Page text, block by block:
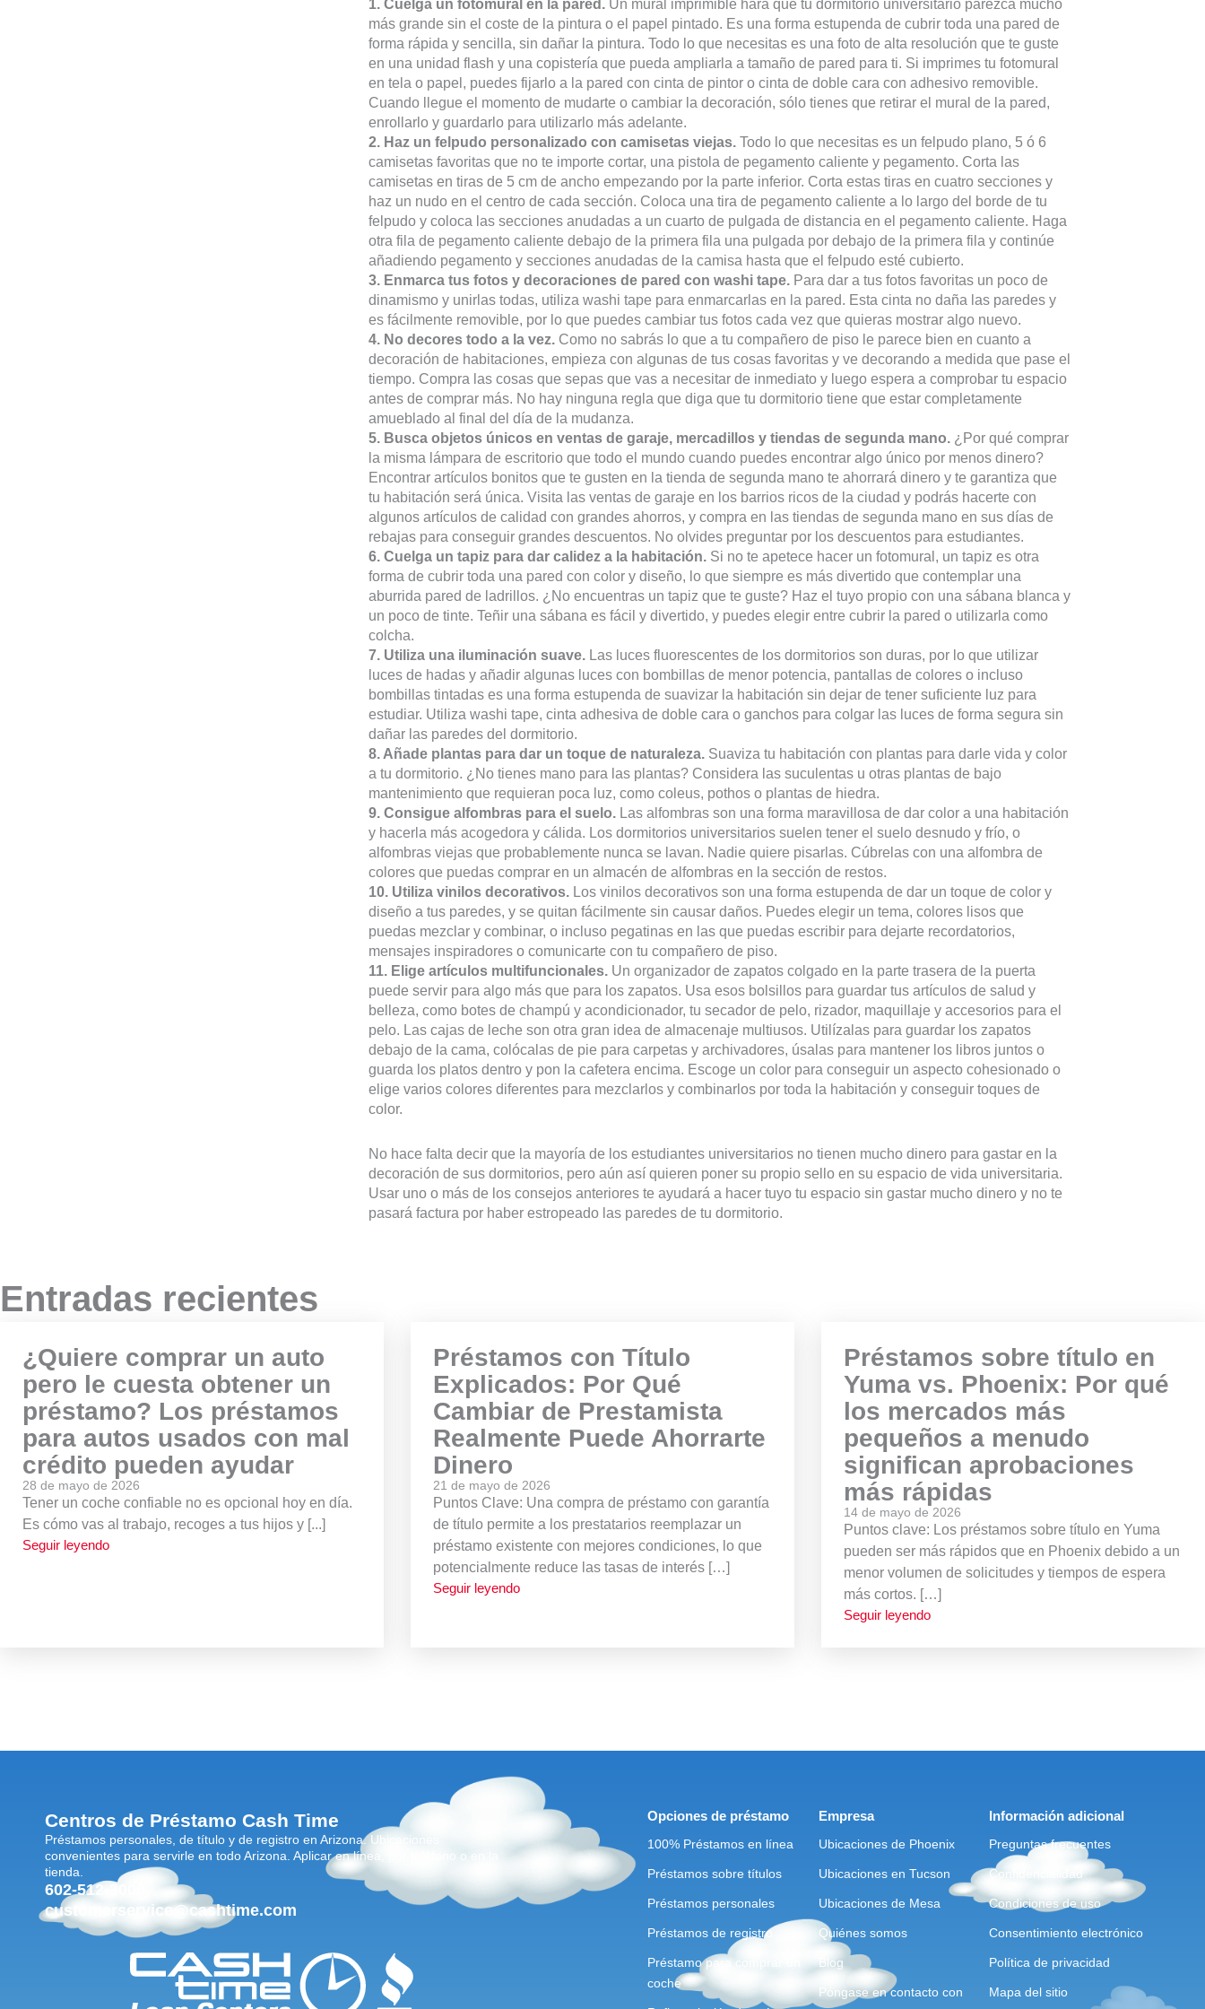
1. Cuelga un fotomural en la pared. Un mural imprimible hará que tu dormitorio universitario parezca mucho
más grande sin el coste de la pintura o el papel pintado. Es una forma estupenda de cubrir toda una pared de
forma rápida y sencilla, sin dañar la pintura. Todo lo que necesitas es una foto de alta resolución que te guste
en una unidad flash y una copistería que pueda ampliarla a tamaño de pared para ti. Si imprimes tu fotomural
en tela o papel, puedes fijarlo a la pared con cinta de pintor o cinta de doble cara con adhesivo removible.
Cuando llegue el momento de mudarte o cambiar la decoración, sólo tienes que retirar el mural de la pared,
enrollarlo y guardarlo para utilizarlo más adelante.
2. Haz un felpudo personalizado con camisetas viejas. Todo lo que necesitas es un felpudo plano, 5 ó 6
camisetas favoritas que no te importe cortar, una pistola de pegamento caliente y pegamento. Corta las
camisetas en tiras de 5 cm de ancho empezando por la parte inferior. Corta estas tiras en cuatro secciones y
haz un nudo en el centro de cada sección. Coloca una tira de pegamento caliente a lo largo del borde de tu
felpudo y coloca las secciones anudadas a un cuarto de pulgada de distancia en el pegamento caliente. Haga
otra fila de pegamento caliente debajo de la primera fila una pulgada por debajo de la primera fila y continúe
añadiendo pegamento y secciones anudadas de la camisa hasta que el felpudo esté cubierto.
3. Enmarca tus fotos y decoraciones de pared con washi tape. Para dar a tus fotos favoritas un poco de
dinamismo y unirlas todas, utiliza washi tape para enmarcarlas en la pared. Esta cinta no daña las paredes y
es fácilmente removible, por lo que puedes cambiar tus fotos cada vez que quieras mostrar algo nuevo.
4. No decores todo a la vez. Como no sabrás lo que a tu compañero de piso le parece bien en cuanto a
decoración de habitaciones, empieza con algunas de tus cosas favoritas y ve decorando a medida que pase el
tiempo. Compra las cosas que sepas que vas a necesitar de inmediato y luego espera a comprobar tu espacio
antes de comprar más. No hay ninguna regla que diga que tu dormitorio tiene que estar completamente
amueblado al final del día de la mudanza.
5. Busca objetos únicos en ventas de garaje, mercadillos y tiendas de segunda mano. ¿Por qué comprar
la misma lámpara de escritorio que todo el mundo cuando puedes encontrar algo único por menos dinero?
Encontrar artículos bonitos que te gusten en la tienda de segunda mano te ahorrará dinero y te garantiza que
tu habitación será única. Visita las ventas de garaje en los barrios ricos de la ciudad y podrás hacerte con
algunos artículos de calidad con grandes ahorros, y compra en las tiendas de segunda mano en sus días de
rebajas para conseguir grandes descuentos. No olvides preguntar por los descuentos para estudiantes.
6. Cuelga un tapiz para dar calidez a la habitación. Si no te apetece hacer un fotomural, un tapiz es otra
forma de cubrir toda una pared con color y diseño, lo que siempre es más divertido que contemplar una
aburrida pared de ladrillos. ¿No encuentras un tapiz que te guste? Haz el tuyo propio con una sábana blanca y
un poco de tinte. Teñir una sábana es fácil y divertido, y puedes elegir entre cubrir la pared o utilizarla como
colcha.
7. Utiliza una iluminación suave. Las luces fluorescentes de los dormitorios son duras, por lo que utilizar
luces de hadas y añadir algunas luces con bombillas de menor potencia, pantallas de colores o incluso
bombillas tintadas es una forma estupenda de suavizar la habitación sin dejar de tener suficiente luz para
estudiar. Utiliza washi tape, cinta adhesiva de doble cara o ganchos para colgar las luces de forma segura sin
dañar las paredes del dormitorio.
8. Añade plantas para dar un toque de naturaleza. Suaviza tu habitación con plantas para darle vida y color
a tu dormitorio. ¿No tienes mano para las plantas? Considera las suculentas u otras plantas de bajo
mantenimiento que requieran poca luz, como coleus, pothos o plantas de hiedra.
9. Consigue alfombras para el suelo. Las alfombras son una forma maravillosa de dar color a una habitación
y hacerla más acogedora y cálida. Los dormitorios universitarios suelen tener el suelo desnudo y frío, o
alfombras viejas que probablemente nunca se lavan. Nadie quiere pisarlas. Cúbrelas con una alfombra de
colores que puedas comprar en un almacén de alfombras en la sección de restos.
10. Utiliza vinilos decorativos. Los vinilos decorativos son una forma estupenda de dar un toque de color y
diseño a tus paredes, y se quitan fácilmente sin causar daños. Puedes elegir un tema, colores lisos que
puedas mezclar y combinar, o incluso pegatinas en las que puedas escribir para dejarte recordatorios,
mensajes inspiradores o comunicarte con tu compañero de piso.
11. Elige artículos multifuncionales. Un organizador de zapatos colgado en la parte trasera de la puerta
puede servir para algo más que para los zapatos. Usa esos bolsillos para guardar tus artículos de salud y
belleza, como botes de champú y acondicionador, tu secador de pelo, rizador, maquillaje y accesorios para el
pelo. Las cajas de leche son otra gran idea de almacenaje multiusos. Utilízalas para guardar los zapatos
debajo de la cama, colócalas de pie para carpetas y archivadores, úsalas para mantener los libros juntos o
guarda los platos dentro y pon la cafetera encima. Escoge un color para conseguir un aspecto cohesionado o
elige varios colores diferentes para mezclarlos y combinarlos por toda la habitación y conseguir toques de
color.
No hace falta decir que la mayoría de los estudiantes universitarios no tienen mucho dinero para gastar en la
decoración de sus dormitorios, pero aún así quieren poner su propio sello en su espacio de vida universitaria.
Usar uno o más de los consejos anteriores te ayudará a hacer tuyo tu espacio sin gastar mucho dinero y no te
pasará factura por haber estropeado las paredes de tu dormitorio.
Entradas recientes
¿Quiere comprar un auto
pero le cuesta obtener un
préstamo? Los préstamos
para autos usados con mal
crédito pueden ayudar
28 de mayo de 2026
Tener un coche confiable no es opcional hoy en día.
Es cómo vas al trabajo, recoges a tus hijos y [...]
Seguir leyendo
Préstamos con Título
Explicados: Por Qué
Cambiar de Prestamista
Realmente Puede Ahorrarte
Dinero
21 de mayo de 2026
Puntos Clave: Una compra de préstamo con garantía
de título permite a los prestatarios reemplazar un
préstamo existente con mejores condiciones, lo que
potencialmente reduce las tasas de interés […]
Seguir leyendo
Préstamos sobre título en
Yuma vs. Phoenix: Por qué
los mercados más
pequeños a menudo
significan aprobaciones
más rápidas
14 de mayo de 2026
Puntos clave: Los préstamos sobre título en Yuma
pueden ser más rápidos que en Phoenix debido a un
menor volumen de solicitudes y tiempos de espera
más cortos. […]
Seguir leyendo
Centros de Préstamo Cash Time
Préstamos personales, de título y de registro en Arizona. Ubicaciones
convenientes para servirle en todo Arizona. Aplicar en línea, por teléfono o en la
tienda.
602-512-3000
customerservice@cashtime.com
Opciones de préstamo
100% Préstamos en línea
Préstamos sobre títulos
Préstamos personales
Préstamos de registro
Préstamo para comprar un
coche
Empresa
Ubicaciones de Phoenix
Ubicaciones en Tucson
Ubicaciones de Mesa
Quiénes somos
Blog
Póngase en contacto con
Información adicional
Preguntas frecuentes
Confidencialidad
Condiciones de uso
Consentimiento electrónico
Política de privacidad
Mapa del sitio